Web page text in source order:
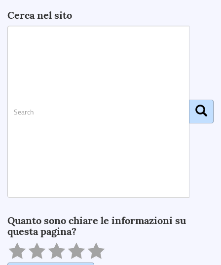
Cerca nel sito
Quanto sono chiare le informazioni su
questa pagina?